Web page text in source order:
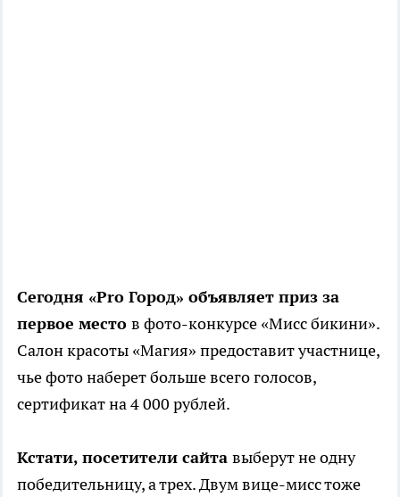
Сегодня «Pro Город» объявляет приз за
первое место в фото-конкурсе «Мисс бикини».
Салон красоты «Магия» предоставит участнице,
чье фото наберет больше всего голосов,
сертификат на 4 000 рублей.
Кстати, посетители сайта выберут не одну
победительницу, а трех. Двум вице-мисс тоже